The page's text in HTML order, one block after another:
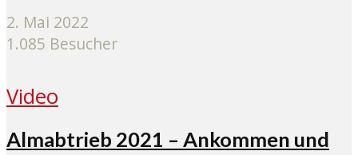
2. Mai 2022
1.085 Besucher
Video
Almabtrieb 2021 – Ankommen und